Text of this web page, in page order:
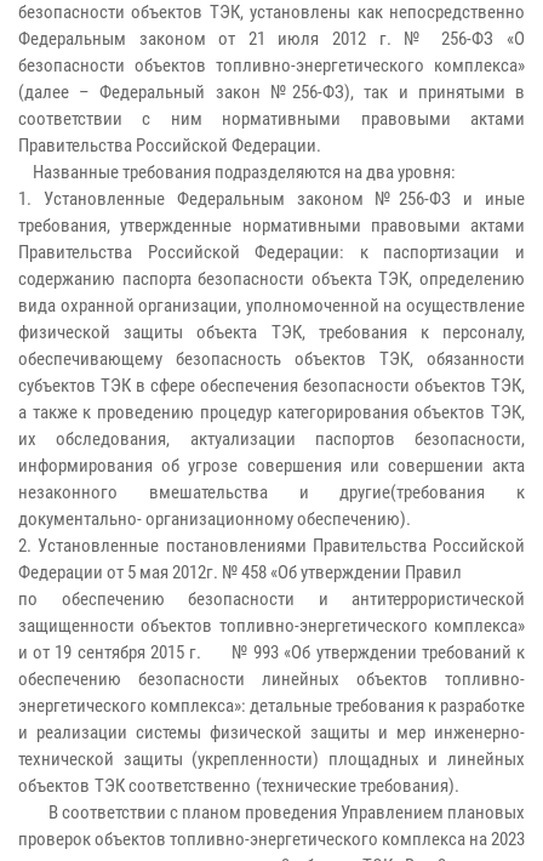
безопасности объектов ТЭК, установлены как непосредственно
Федеральным законом от 21 июля 2012 г. № 256-ФЗ «О
безопасности объектов топливно-энергетического комплекса»
(далее – Федеральный закон №256-ФЗ), так и принятыми в
соответствии с ним нормативными правовыми актами
Правительства Российской Федерации.
Названные требования подразделяются на два уровня:
1. Установленные Федеральным законом №256-ФЗ и иные
требования, утвержденные нормативными правовыми актами
Правительства Российской Федерации: к паспортизации и
содержанию паспорта безопасности объекта ТЭК, определению
вида охранной организации, уполномоченной на осуществление
физической защиты объекта ТЭК, требования к персоналу,
обеспечивающему безопасность объектов ТЭК, обязанности
субъектов ТЭК в сфере обеспечения безопасности объектов ТЭК,
а также к проведению процедур категорирования объектов ТЭК,
их обследования, актуализации паспортов безопасности,
информирования об угрозе совершения или совершении акта
незаконного вмешательства и другие(требования к
документально- организационному обеспечению).
2. Установленные постановлениями Правительства Российской
Федерации от 5 мая 2012г. № 458 «Об утверждении Правил
по обеспечению безопасности и антитеррористической
защищенности объектов топливно-энергетического комплекса»
и от 19 сентября 2015 г. № 993 «Об утверждении требований к
обеспечению безопасности линейных объектов топливно-
энергетического комплекса»: детальные требования к разработке
и реализации системы физической защиты и мер инженерно-
технической защиты (укрепленности) площадных и линейных
объектов ТЭК соответственно (технические требования).
В соответствии с планом проведения Управлением плановых
проверок объектов топливно-энергетического комплекса на 2023